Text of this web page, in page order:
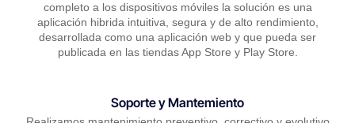
completo a los dispositivos móviles la solución es una
aplicación hibrida intuitiva, segura y de alto rendimiento,
desarrollada como una aplicación web y que pueda ser
publicada en las tiendas App Store y Play Store.
Soporte y Mantemiento